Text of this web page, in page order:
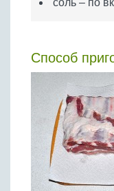
соль – по
Способ